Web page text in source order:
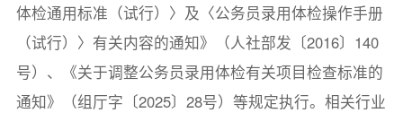
体检通用标准（试行）〉及〈公务员录用体检操作手册
（试行）〉有关内容的通知》（人社部发〔2016〕140
号）、《关于调整公务员录用体检有关项目检查标准的
通知》（组厅字〔2025〕28号）等规定执行。相关行业